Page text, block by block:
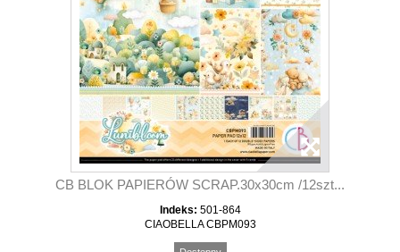
CB BLOK PAPIERÓW SCRAP.30x30cm /12szt...
Indeks: 501-864
CIAOBELLA CBPM093